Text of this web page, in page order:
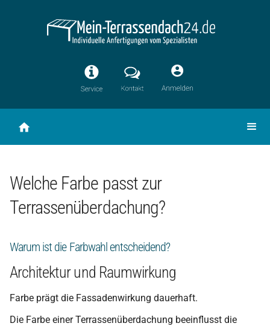
Welche Farbe passt zur
Terrassenüberdachung?
Warum ist die Farbwahl entscheidend?
Architektur und Raumwirkung
Farbe prägt die Fassadenwirkung dauerhaft.
Die Farbe einer Terrassenüberdachung beeinflusst die